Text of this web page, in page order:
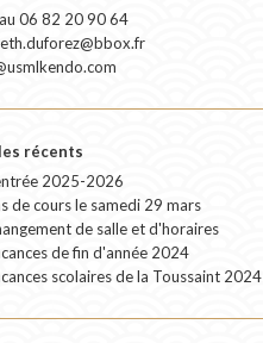
au 06 82 20 90 64
récents
2025-2026
de cours le samedi 29 mars
de salle et d'horaires
de fin d'année 2024
scolaires de la Toussaint 2024